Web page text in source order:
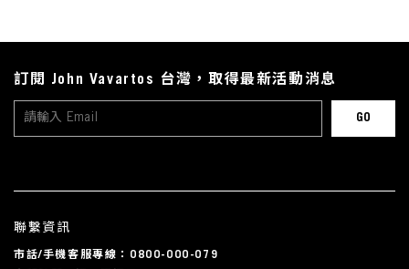
聯繫資訊
市話/手機客服專線：0800-000-079
訂閱 John Vavartos 台灣，取得最新活動消息